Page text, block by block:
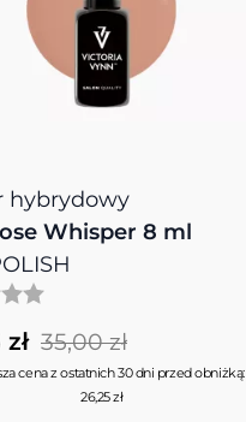
hybrydowy
Whisper 8 ml
35,00 zł
cena z ostatnich 30 dni przed obniżką:
26,25 zł